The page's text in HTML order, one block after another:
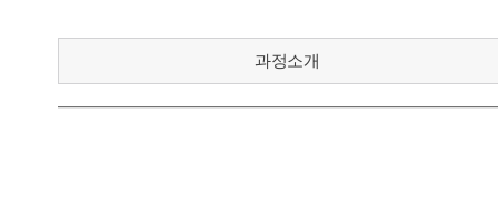
과정소개